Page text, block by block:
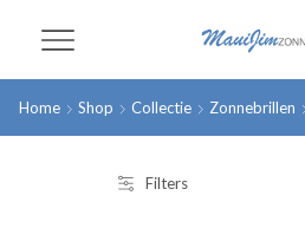
Home Shop Collectie Zonnebrillen
Filters